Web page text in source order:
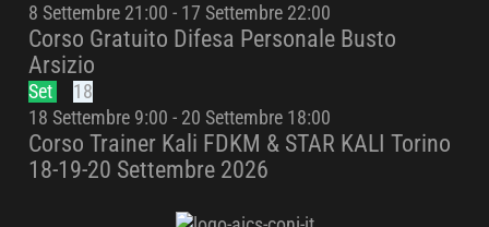
8 Settembre 21:00 - 17 Settembre 22:00
Corso Gratuito Difesa Personale Busto
Arsizio
Set
18
18 Settembre 9:00 - 20 Settembre 18:00
Corso Trainer Kali FDKM & STAR KALI Torino
18-19-20 Settembre 2026